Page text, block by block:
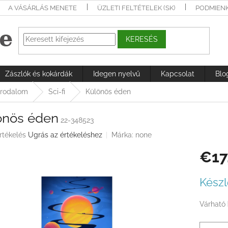
A VÁSÁRLÁS MENETE ÜZLETI FELTÉTELEK (SK)
KERESÉS
Zászlók és kokárdák Idegen nyelvű Kapcsolat
Sci-fi Különös éden
éden 22-348523
Ugrás az értékeléshez Márka: none
Várható